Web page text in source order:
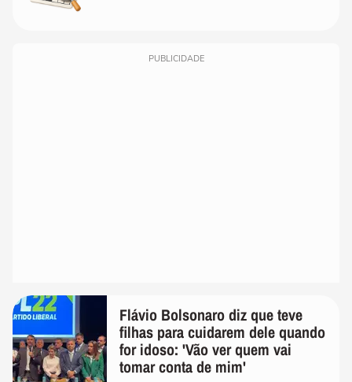
PUBLICIDADE
Flávio Bolsonaro diz que teve
filhas para cuidarem dele quando
for idoso: 'Vão ver quem vai
tomar conta de mim'